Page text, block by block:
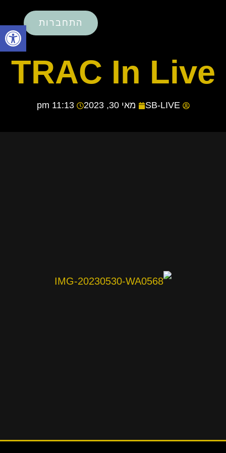
התחברות
TRAC In Live
SB-LIVE מאי 30, 2023 11:13 pm
פתח